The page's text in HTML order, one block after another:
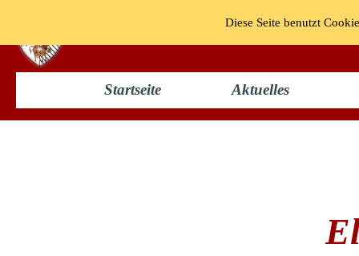
Diese Seite benutzt
Startseite Aktuelles
KG